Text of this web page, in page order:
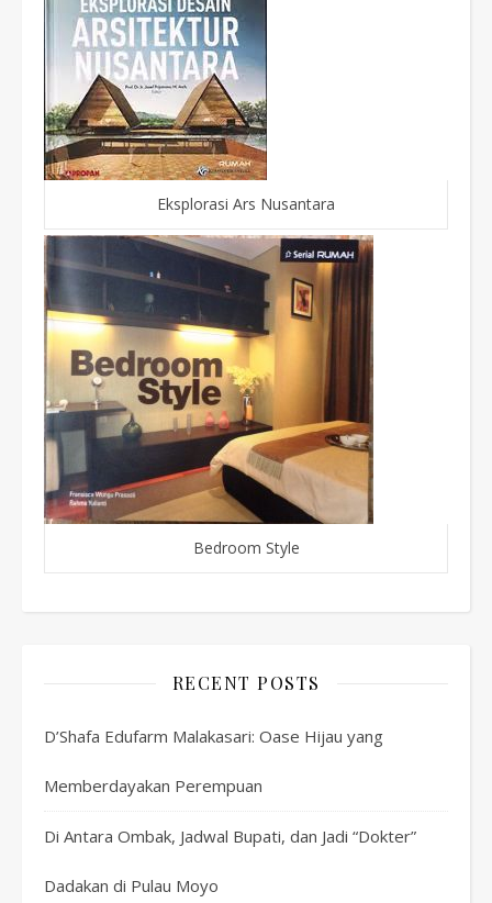
Eksplorasi Ars Nusantara
Bedroom Style
RECENT POSTS
D’Shafa Edufarm Malakasari: Oase Hijau yang
Memberdayakan Perempuan
Di Antara Ombak, Jadwal Bupati, dan Jadi “Dokter”
Dadakan di Pulau Moyo